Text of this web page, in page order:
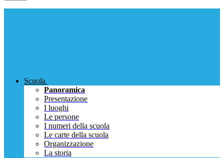
Scuola
Panoramica
Presentazione
I luoghi
Le persone
I numeri della scuola
Le carte della scuola
Organizzazione
La storia